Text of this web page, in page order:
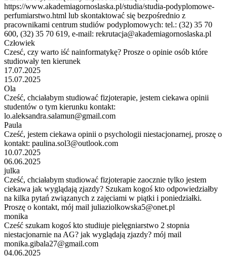
https://www.akademiagornoslaska.pl/studia/studia-podyplomowe-
perfumiarstwo.html lub skontaktować się bezpośrednio z
pracownikami centrum studiów podyplomowych: tel.: (32) 35 70
600, (32) 35 70 619, e-mail: rekrutacja@akademiagornoslaska.pl
Człowiek
Czesć, czy warto iść nainformatykę? Prosze o opinie osób które
studiowały ten kierunek
17.07.2025
15.07.2025
Ola
Cześć, chciałabym studiować fizjoterapie, jestem ciekawa opinii
studentów o tym kierunku kontakt:
lo.aleksandra.salamun@gmail.com
Paula
Cześć, jestem ciekawa opinii o psychologii niestacjonarnej, proszę o
kontakt: paulina.sol3@outlook.com
10.07.2025
06.06.2025
julka
Cześć, chciałabym studiować fizjoterapie zaocznie tylko jestem
ciekawa jak wyglądają zjazdy? Szukam kogoś kto odpowiedziałby
na kilka pytań związanych z zajęciami w piątki i poniedziałki.
Proszę o kontakt, mój mail juliaziolkowska5@onet.pl
monika
Cześć szukam kogoś kto studiuje pielęgniarstwo 2 stopnia
niestacjonarnie na AG? jak wyglądają zjazdy? mój mail
monika.gibala27@gmail.com
04.06.2025